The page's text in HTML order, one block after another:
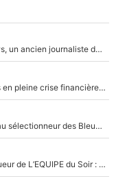
Après le dérapage de Nelson Monfort sur CNews, un ancien journaliste de France Télévisions relance la polémique sur les incendies en Gironde
Grégory Lorenzi doit renoncer à cinq signatures en pleine crise financière : L’IA propose sept noms à l’OM pour un mercato réussi... à seulement 5M€ !
«Plus grand, je ferai chauffeur-livreur» : Nouveau sélectionneur des Bleus, Zinédine Zidane s’était imaginé un avenir très différent lorsqu'il était enfant
Johan Micoud en conflit avec un autre chroniqueur de L’EQUIPE du Soir : «Pendant un moment, je ne les ai pas remis ensemble dans l'émission»